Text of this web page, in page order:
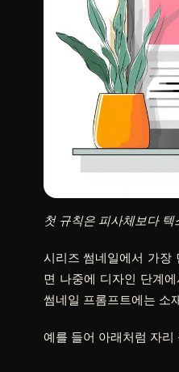
첫 규칙은 피사체보다
시리즈 썸네일에서 가장
면 나중에 디자인 단계
썸네일 프롬프트에는 소
예를 들어 아래처럼 자